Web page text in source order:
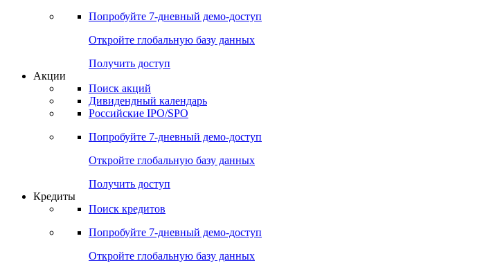
Попробуйте 7-дневный демо-доступ
Откройте глобальную базу данных
Получить доступ
Акции
Поиск акций
Дивидендный календарь
Российские IPO/SPO
Попробуйте 7-дневный демо-доступ
Откройте глобальную базу данных
Получить доступ
Кредиты
Поиск кредитов
Попробуйте 7-дневный демо-доступ
Откройте глобальную базу данных